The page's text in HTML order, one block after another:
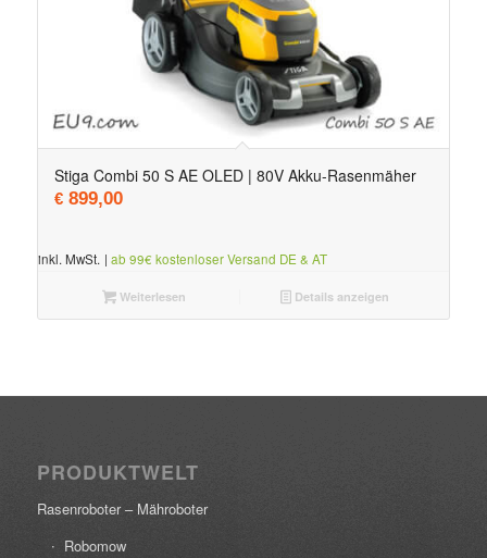
Stiga Combi 50 S AE OLED | 80V Akku-Rasenmäher
€899,00
inkl. MwSt. | ab 99€ kostenloser Versand DE & AT
Weiterlesen Details anzeigen
PRODUKTWELT
Rasenroboter – Mähroboter
Robomow